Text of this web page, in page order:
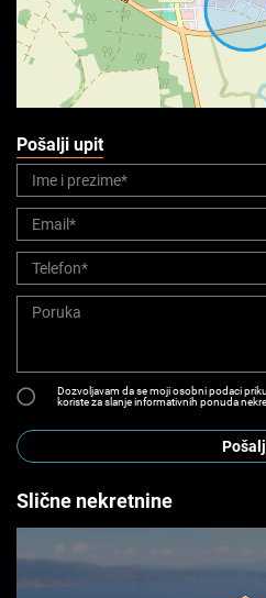
Pošalji upit
Dozvoljavam da se moji osobni podaci
koriste za slanje informativnih ponuda
Slične nekretnine